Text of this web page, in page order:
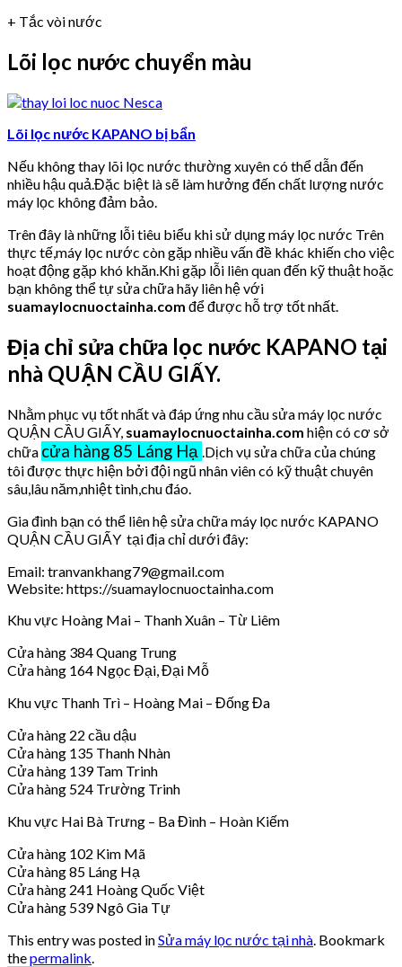
+ Tắc vòi nước
Lõi lọc nước chuyển màu
Lõi lọc nước KAPANO bị bẩn
Nếu không thay lõi lọc nước thường xuyên có thể dẫn đến
nhiều hậu quả.Đặc biệt là sẽ làm hưởng đến chất lượng nước
máy lọc không đảm bảo.
Trên đây là những lỗi tiêu biểu khi sử dụng máy lọc nước Trên
thực tế,máy lọc nước còn gặp nhiều vấn đề khác khiến cho việc
hoạt động gặp khó khăn.Khi gặp lỗi liên quan đến kỹ thuật hoặc
bạn không thể tự sửa chữa hãy liên hệ với
suamaylocnuoctainha.com để được hỗ trợ tốt nhất.
Địa chỉ sửa chữa lọc nước KAPANO tại
nhà QUẬN CẦU GIẤY.
Nhằm phục vụ tốt nhất và đáp ứng nhu cầu sửa máy lọc nước
QUẬN CẦU GIẤY, suamaylocnuoctainha.com hiện có cơ sở
chữa cửa hàng 85 Láng Hạ .Dịch vụ sửa chữa của chúng
tôi được thực hiện bởi đội ngũ nhân viên có kỹ thuật chuyên
sâu,lâu năm,nhiệt tình,chu đáo.
Gia đình bạn có thể liên hệ sửa chữa máy lọc nước KAPANO
QUẬN CẦU GIẤY tại địa chỉ dưới đây:
Email: tranvankhang79@gmail.com
Website: https://suamaylocnuoctainha.com
Khu vực Hoàng Mai – Thanh Xuân – Từ Liêm
Cửa hàng 384 Quang Trung
Cửa hàng 164 Ngọc Đại, Đại Mỗ
Khu vực Thanh Trì – Hoàng Mai – Đống Đa
Cửa hàng 22 cầu dậu
Cửa hàng 135 Thanh Nhàn
Cửa hàng 139 Tam Trinh
Cửa hàng 524 Trường Trinh
Khu vực Hai Bà Trưng – Ba Đình – Hoàn Kiếm
Cửa hàng 102 Kim Mã
Cửa hàng 85 Láng Hạ
Cửa hàng 241 Hoàng Quốc Việt
Cửa hàng 539 Ngô Gia Tự
This entry was posted inSửa máy lọc nước tại nhà . Bookmark
thepermalink